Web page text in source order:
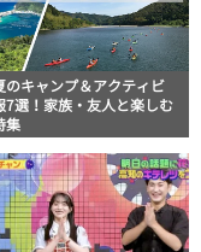
のキャンプ＆アクティビ
7選！家族・友人と楽しむ
集